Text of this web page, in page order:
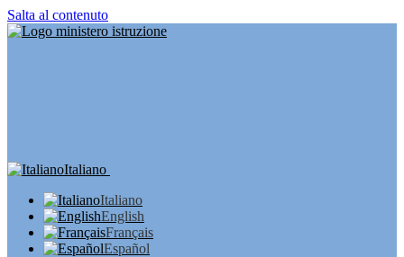
Salta al contenuto
Italiano
Italiano
English
Français
Español